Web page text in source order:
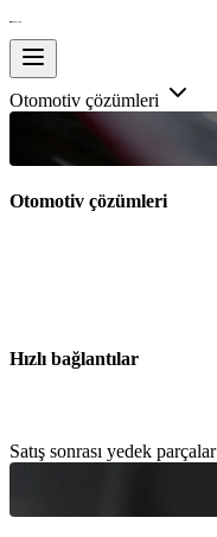
Otomotiv çözümleri
Otomotiv çözümleri
Hızlı bağlantılar
Satış sonrası yedek parçalar